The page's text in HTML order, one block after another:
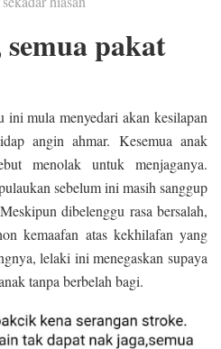
pakat
mula menyedari akan kesilapan
angin ahmar. Kesemua anak
menolak untuk menjaganya.
sebelum ini masih sanggup
dibelenggu rasa bersalah,
kemaafan atas kekhilafan yang
lelaki ini menegaskan supaya
tanpa berbelah bagi.